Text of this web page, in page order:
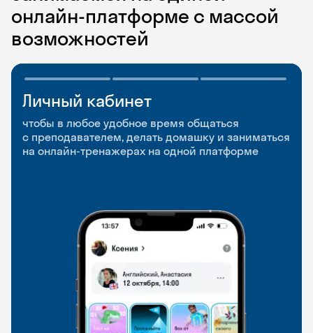
онлайн-платформе с массой
возможностей
Личный кабинет
чтобы в любое удобное время общаться
с преподавателем, делать домашку и заниматься
на онлайн-тренажерах на одной платформе
Мобильное
приложение
чтобы заниматься и изучать новые слова где
и когда удобно
Разговорные клубы
и Talks
Групповые занятия для разговорной практики
и индивидуальные встречи с преподавателями